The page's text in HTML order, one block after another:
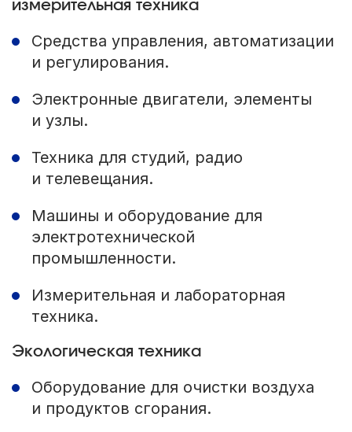
измерительная техника
Средства управления, автоматизации
и регулирования.
Электронные двигатели, элементы
и узлы.
Техника для студий, радио
и телевещания.
Машины и оборудование для
электротехнической
промышленности.
Измерительная и лабораторная
техника.
Экологическая техника
Оборудование для очистки воздуха
и продуктов сгорания.